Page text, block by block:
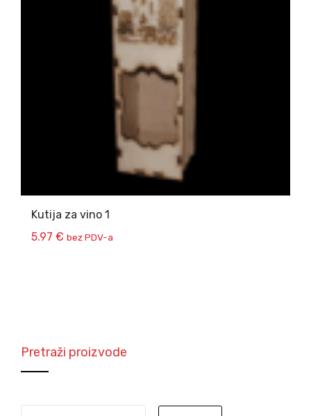
Kutija za vino 1
5.97 € bez PDV-a
Pretraži proizvode